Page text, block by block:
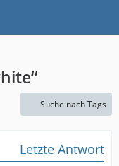
Suche nach Tags
Letzte Antwort